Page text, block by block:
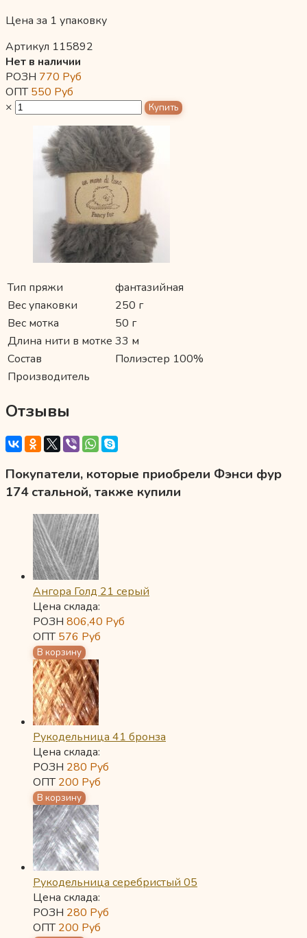
Цена за 1 упаковку
Артикул 115892
Нет в наличии
РОЗН 770 Руб
ОПТ550 Руб
×
Тип пряжи
фантазийная
Вес упаковки
250 г
Вес мотка
50 г
Длина нити в мотке 33 м
Состав
Полиэстер 100%
Производитель
Отзывы
Покупатели, которые приобрели Фэнси фур
174 стальной, также купили
Ангора Голд 21 серый
Цена склада:
РОЗН 806,40 Руб
ОПТ576 Руб
Рукодельница 41 бронза
Цена склада:
РОЗН 280 Руб
ОПТ200 Руб
Рукодельница серебристый 05
Цена склада:
РОЗН 280 Руб
ОПТ200 Руб